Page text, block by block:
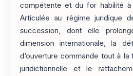
compétente et du for habilité à
Articulée au régime juridique
succession, dont elle
dimension internationale, la
d’ouverture commande tout à
juridictionnelle et le